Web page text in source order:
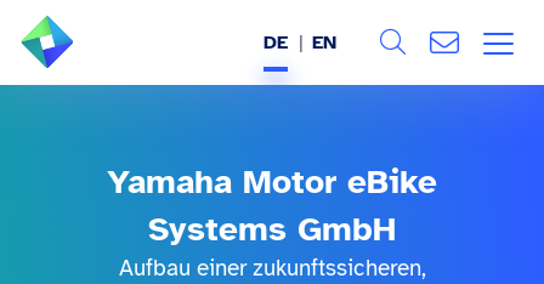
LEISTUNGEN
DE EN
Yamaha Motor eBike
Systems GmbH
Aufbau einer zukunftssicheren,